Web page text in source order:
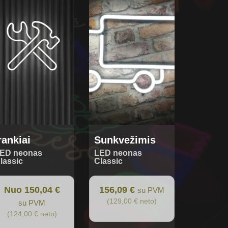
neonas
Nuo 150,04 €
su PVM
(124,00 € neto)
Sunkvežimis
LED neonas
Classic
156,09 € su PVM
(129,00 € neto)